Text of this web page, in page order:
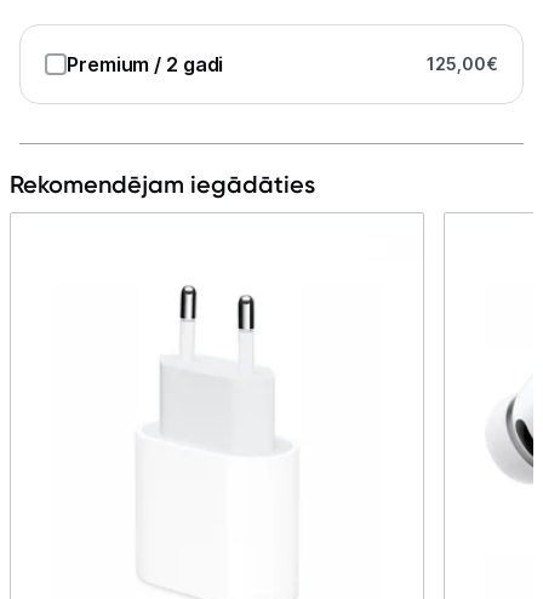
Premium / 2 gadi 125,00€
Rekomendējam iegādāties